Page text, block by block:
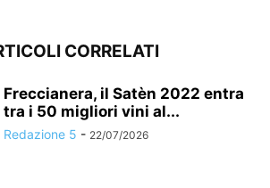
CORRELATI
Freccianera, il Satèn 2022 entra
tra i 50 migliori vini al...
Redazione 5 - 22/07/2026